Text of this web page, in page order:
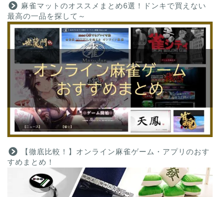
麻雀マットのオススメまとめ6選！ドンキで買えない
最高の一品を探して～
【徹底比較！】オンライン麻雀ゲーム・アプリのおす
すめまとめ！